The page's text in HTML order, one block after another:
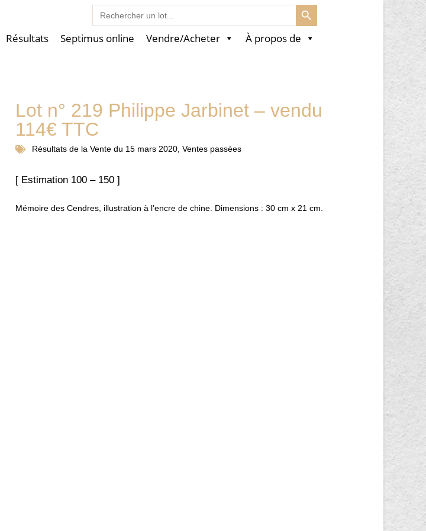
Search
for:
SEARCH BUTTON
Résultats Septimus online Vendre/Acheter À propos de
Lot n° 219 Philippe Jarbinet – vendu
114€ TTC
Résultats de la Vente du 15 mars 2020, Ventes passées
[ Estimation 100 – 150 ]
Mémoire des Cendres, illustration à l’encre de chine. Dimensions : 30 cm x 21 cm.